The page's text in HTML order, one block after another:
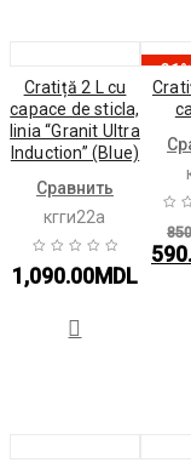
Cratiță 2 L cu
capace de sticla,
linia “Granit Ultra
Induction” (Blue)
Сравнить
кгги22а
1,090.00MDL
-